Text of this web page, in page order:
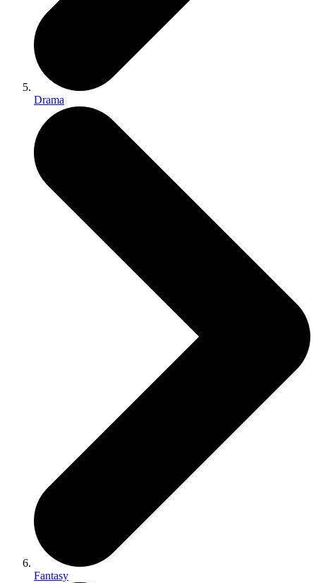
Drama
Fantasy